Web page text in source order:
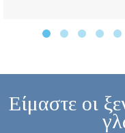
Είμαστε οι